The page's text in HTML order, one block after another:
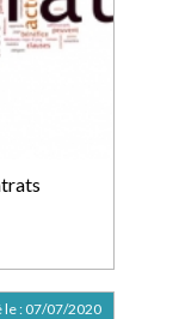
le : 07/07/2020